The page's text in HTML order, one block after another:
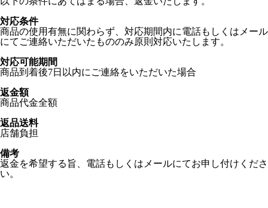
対応条件
商品の使用有無に関わらず、対応期間内に電話もしくはメール
にてご連絡いただいたもののみ原則対応いたします。
対応可能期間
商品到着後7日以内にご連絡をいただいた場合
返金額
商品代金全額
返品送料
店舗負担
備考
返金を希望する旨、電話もしくはメールにてお申し付けくださ
い。